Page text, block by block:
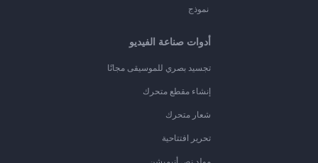
نموذج
أدوات صناعة الفيديو
تجسيد بصري للموسيقى مجانًا
إنشاء مقطع متحرك
شعار متحرك
تحرير افتتاحية